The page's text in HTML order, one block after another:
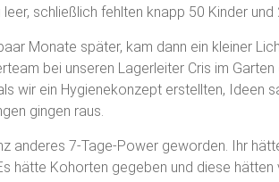
leer, schließlich fehlten knapp 50 Kinder
Monate später, kam dann ein kleiner
bei unseren Lagerleiter Cris im
wir ein Hygienekonzept erstellten, Ideen
gingen raus.
anderes 7-Tage-Power geworden. Ihr
hätte Kohorten gegeben und diese